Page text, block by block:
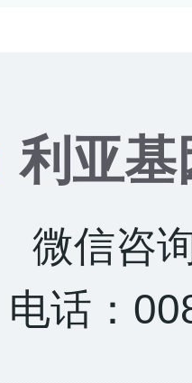
利亚基
微信咨
电话：